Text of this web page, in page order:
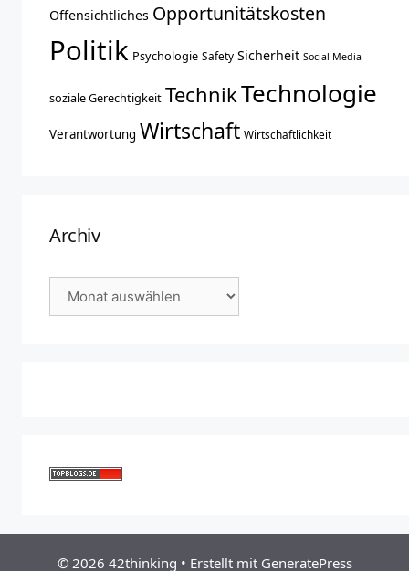
Offensichtliches Opportunitätskosten
Politik Psychologie Safety Sicherheit Social Media
soziale Gerechtigkeit TechnikTechnologie
Verantwortung Wirtschaft Wirtschaftlichkeit
Archiv
Archiv
© 2026 42thinking • Erstellt mit GeneratePress